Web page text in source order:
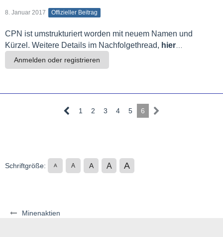
Minenaktien
8. Januar 2017 Offizieller Beitrag
CPN ist umstrukturiert worden mit neuem Namen und
Kürzel. Weitere Details im Nachfolgethread, hier
Anmelden oder registrieren
1 2 3 4 5 6
Schriftgröße: A A A A A